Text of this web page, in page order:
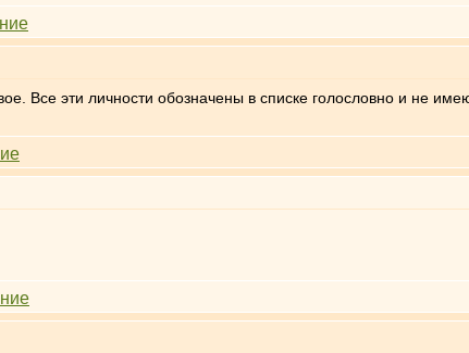
Все эти личности обозначены в списке голословно и не